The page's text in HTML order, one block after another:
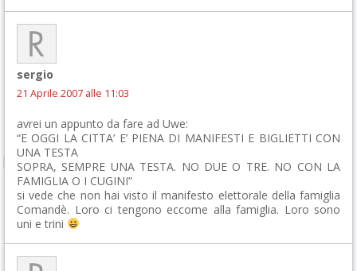
sergio
21 Aprile 2007 alle 11:03
avrei un appunto da fare ad Uwe:
“E OGGI LA CITTA’ E’ PIENA DI MANIFESTI E BIGLIETTI CON
UNA TESTA
SOPRA, SEMPRE UNA TESTA. NO DUE O TRE. NO CON LA
FAMIGLIA O I CUGINI”
si vede che non hai visto il manifesto elettorale della famiglia
Comandè. Loro ci tengono eccome alla famiglia. Loro sono
uni e trini